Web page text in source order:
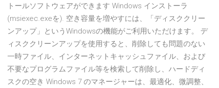
トールソフトウェアができます Windows インストーラ
(msiexec.exeを). 空き容量を増やすには、「ディスククリー
ンアップ」というWindowsの機能がご利用いただけます。 デ
ィスククリーンアップを使用すると、削除しても問題のない
一時ファイル、インターネットキャッシュファイル、および
不要なプログラムファイル等を検索して削除し、ハードディ
スクの空き Windows 7 のマネージャーは、最適化、微調整、